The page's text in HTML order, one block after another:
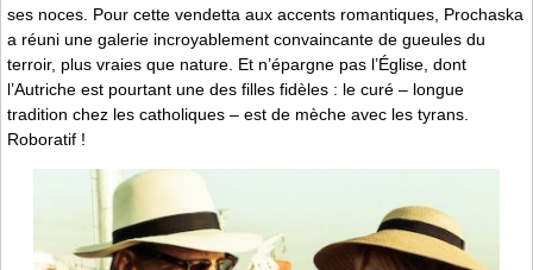
ses noces. Pour cette vendetta aux accents romantiques, Prochaska
a réuni une galerie incroyablement convaincante de gueules du
terroir, plus vraies que nature. Et n’épargne pas l’Église, dont
l’Autriche est pourtant une des filles fidèles : le curé – longue
tradition chez les catholiques – est de mèche avec les tyrans.
Roboratif !